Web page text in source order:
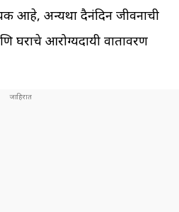
आहे, अन्यथा दैनंदिन जीवनाची
घराचे आरोग्यदायी वातावरण